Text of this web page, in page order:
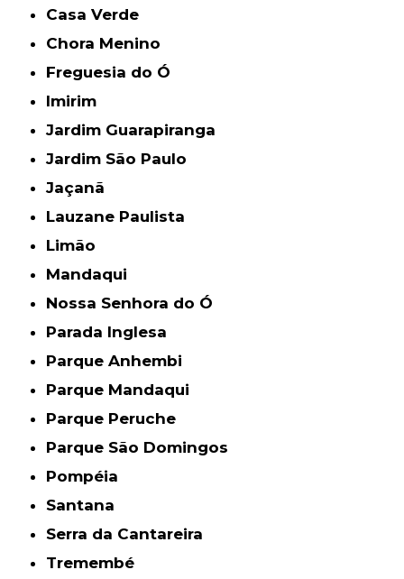
Casa Verde
Chora Menino
Freguesia do Ó
Imirim
Jardim Guarapiranga
Jardim São Paulo
Jaçanã
Lauzane Paulista
Limão
Mandaqui
Nossa Senhora do Ó
Parada Inglesa
Parque Anhembi
Parque Mandaqui
Parque Peruche
Parque São Domingos
Pompéia
Santana
Serra da Cantareira
Tremembé